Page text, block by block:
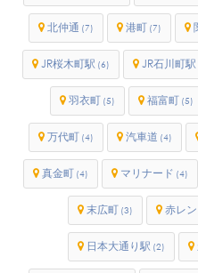
北仲通 (7) 港町 (7)
JR桜木町駅 (6) JR石川町駅
羽衣町 (5) 福富町 (5)
万代町 (4) 汽車道 (4)
真金町 (4) マリナード (4)
末広町 (3) 赤レ
日本大通り駅 (2)